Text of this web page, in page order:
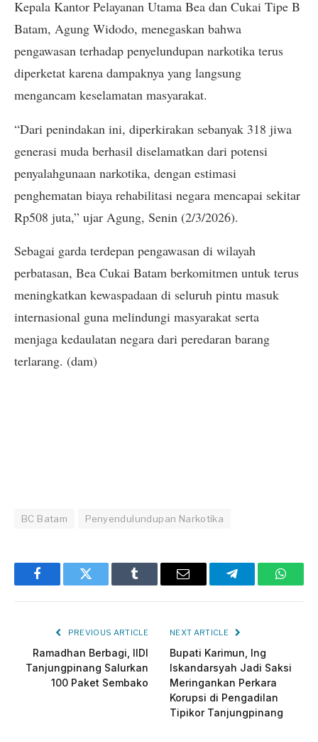
Kepala Kantor Pelayanan Utama Bea dan Cukai Tipe B
Batam, Agung Widodo, menegaskan bahwa
pengawasan terhadap penyelundupan narkotika terus
diperketat karena dampaknya yang langsung
mengancam keselamatan masyarakat.
“Dari penindakan ini, diperkirakan sebanyak 318 jiwa
generasi muda berhasil diselamatkan dari potensi
penyalahgunaan narkotika, dengan estimasi
penghematan biaya rehabilitasi negara mencapai sekitar
Rp508 juta,” ujar Agung, Senin (2/3/2026).
Sebagai garda terdepan pengawasan di wilayah
perbatasan, Bea Cukai Batam berkomitmen untuk terus
meningkatkan kewaspadaan di seluruh pintu masuk
internasional guna melindungi masyarakat serta
menjaga kedaulatan negara dari peredaran barang
terlarang. (dam)
BC Batam Penyendulundupan Narkotika
FacebookTwitter Tumblr Email Telegram
PREVIOUS ARTICLE
Ramadhan Berbagi, IIDI
Tanjungpinang Salurkan
100 Paket Sembako
NEXT ARTICLE
Bupati Karimun, Ing
Iskandarsyah Jadi Saksi
Meringankan Perkara
Korupsi di Pengadilan
Tipikor Tanjungpinang